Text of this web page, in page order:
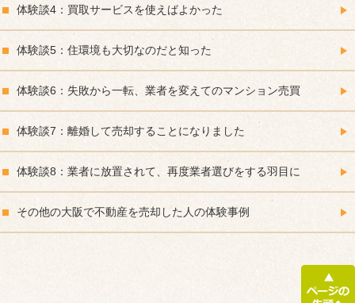
体験談4：買取サービスを使えばよかった
体験談5：住環境も大切なのだと知った
体験談6：失敗から一転、業者を変えてのマンション売買
体験談7：離婚して売却することになりました
体験談8：業者に放置されて、再度業者選びをする羽目に
その他の大阪で不動産を売却した人の体験事例